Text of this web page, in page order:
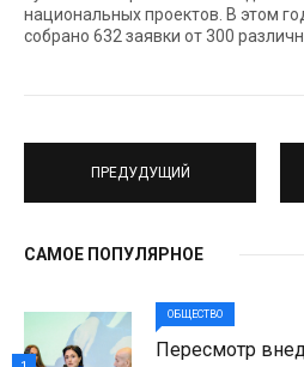
национальных проектов. В этом
собрано 632 заявки от 300
ПРЕДУДУЩИЙ
САМОЕ ПОПУЛЯРНОЕ
ОБЩЕСТВО
Пересмотр